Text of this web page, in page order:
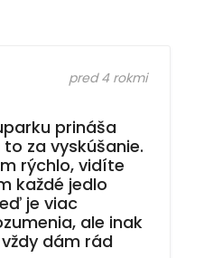
pred 4 rokmi
prináša
za vyskúšanie.
rýchlo, vidíte
každé jedlo
je viac
ale inak
dám rád